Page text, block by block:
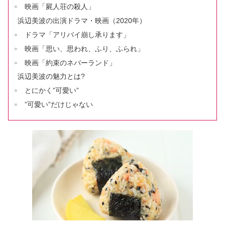
映画「屍人荘の殺人」
浜辺美波の出演ドラマ・映画（2020年）
ドラマ「アリバイ崩し承ります」
映画「思い、思われ、ふり、ふられ」
映画「約束のネバーランド」
浜辺美波の魅力とは?
とにかく”可愛い”
”可愛い”だけじゃない